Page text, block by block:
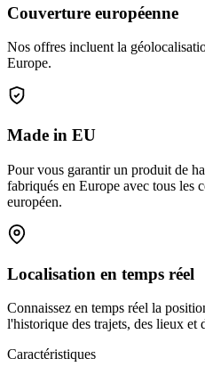
Couverture européenne
Nos offres incluent la
Europe.
Made in EU
Pour vous garantir un produit de
fabriqués en Europe avec tous les
européen.
Localisation en temps réel
Connaissez en temps réel la
l'historique des trajets, des lieux et
Caractéristiques